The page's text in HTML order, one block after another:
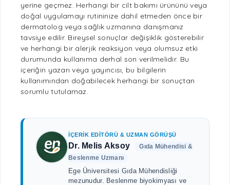
yerine geçmez. Herhangi bir cilt bakımı ürününü veya
doğal uygulamayı rutininize dahil etmeden önce bir
dermatolog veyasağlık uzmanına danışmanız
tavsiye edilir. Bireysel sonuçlar değişiklik gösterebilir
ve herhangi bir alerjik reaksiyon veya olumsuz etki
durumunda kullanıma derhal son verilmelidir. Bu
içeriğin yazarı veya yayıncısı, bu bilgilerin
kullanımından doğabilecek herhangi bir sonuçtan
sorumlu tutulamaz.
İÇERIK EDITÖRÜ & UZMAN GÖRÜŞÜ
Dr. Melis Aksoy
Gıda Mühendisi &
Beslenme Uzmanı
Ege Üniversitesi Gıda Mühendisliği
mezunudur. Beslenme biyokimyası ve